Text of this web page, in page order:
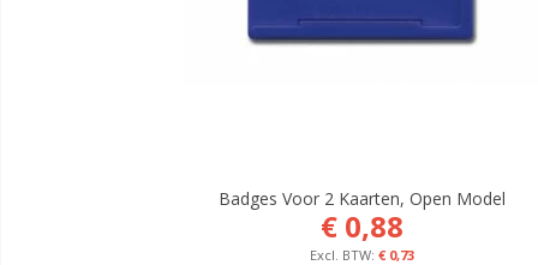
Badges Voor 2 Kaarten, Open Model
€ 0,88
€ 0,73